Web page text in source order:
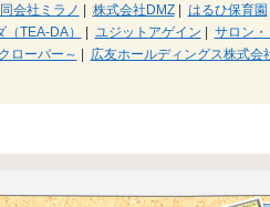
会社ミラノ | 株式会社DMZ| はるひ保育園
TEA-DA） | ユジットアゲイン | サロン
ローバー～ | 広友ホールディングス株式会